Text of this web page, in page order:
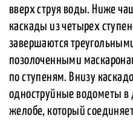
вверх струя воды. Ниже
каскады из четырех
завершаются
позолоченными
по ступеням. Внизу
одноструйные водометы
желобе, который